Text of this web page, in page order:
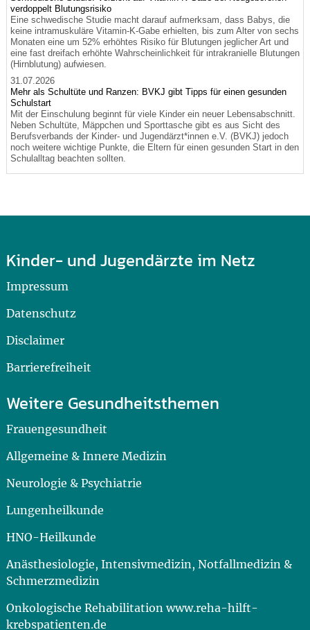
verdoppelt Blutungsrisiko
Eine schwedische Studie macht darauf aufmerksam, dass Babys, die
keine intramuskuläre Vitamin-K-Gabe erhielten, bis zum Alter von sechs
Monaten eine um 52% erhöhtes Risiko für Blutungen jeglicher Art und
eine fast dreifach erhöhte Wahrscheinlichkeit für intrakranielle Blutungen
(Hirnblutung) aufwiesen.
31.07.2026
Mehr als Schultüte und Ranzen: BVKJ gibt Tipps für einen gesunden
Schulstart
Mit der Einschulung beginnt für viele Kinder ein neuer Lebensabschnitt.
Neben Schultüte, Mäppchen und Sporttasche gibt es aus Sicht des
Berufsverbands der Kinder- und Jugendärzt*innen e.V. (BVKJ) jedoch
noch weitere wichtige Punkte, die Eltern für einen gesunden Start in den
Schulalltag beachten sollten.
Kinder- und Jugendärzte im Netz
Impressum
Datenschutz
Disclaimer
Barrierefreiheit
Weitere Gesundheitsthemen
Frauengesundheit
Allgemeine & Innere Medizin
Neurologie & Psychiatrie
Lungenheilkunde
HNO-Heilkunde
Anästhesiologie, Intensivmedizin, Notfallmedizin &
Schmerzmedizin
Onkologische Rehabilitation www.reha-hilft-
krebspatienten.de